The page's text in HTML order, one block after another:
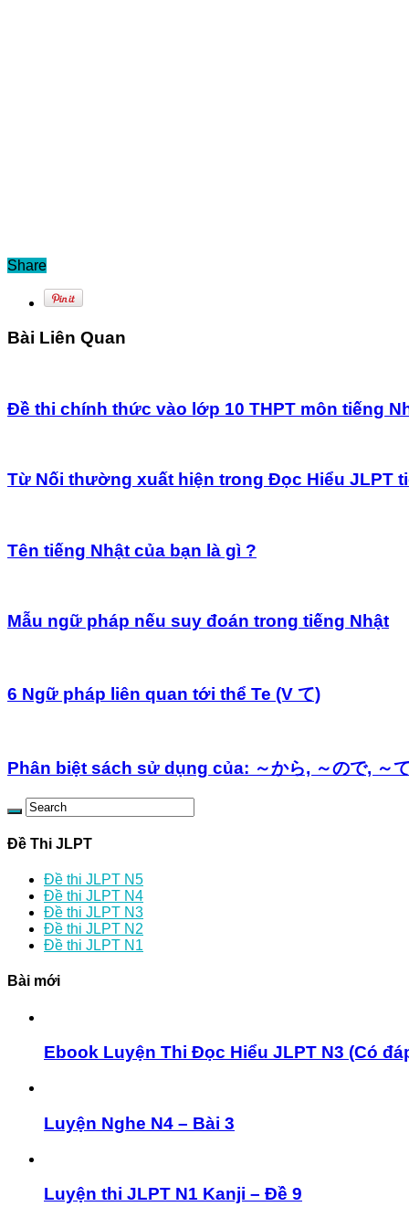
Share
Bài Liên Quan
Đề thi chính thức vào lớp 10 THPT môn tiếng
Từ Nối thường xuất hiện trong Đọc Hiểu JLPT
Tên tiếng Nhật của bạn là gì ?
Mẫu ngữ pháp nếu suy đoán trong tiếng Nhật
6 Ngữ pháp liên quan tới thể Te (V て)
Phân biệt sách sử dụng của: ～から, ～ので, ～て
Đề Thi JLPT
Đề thi JLPT N5
Đề thi JLPT N4
Đề thi JLPT N3
Đề thi JLPT N2
Đề thi JLPT N1
Bài mới
Ebook Luyện Thi Đọc Hiểu JLPT N3 (Có
Luyện Nghe N4 – Bài 3
Luyện thi JLPT N1 Kanji – Đề 9